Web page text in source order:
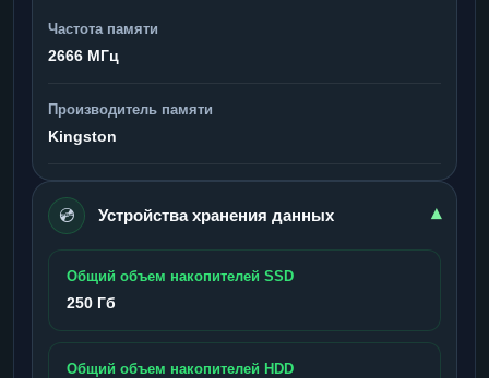
Частота памяти
2666 МГц
Производитель памяти
Kingston
💿 Устройства хранения данных ▾
Общий объем накопителей SSD
250 Гб
Общий объем накопителей HDD